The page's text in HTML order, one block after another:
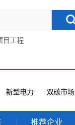
目工程
新型电力 双碳市场
推荐企业